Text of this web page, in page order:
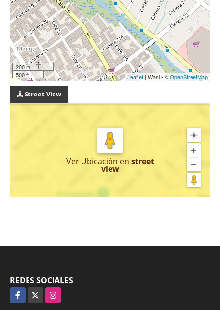
200 m
500 ft
Leaflet | Wasi - ©OpenStreetMap
Street View
Ver Ubicación en street
view
REDES SOCIALES
Facebook Instagram